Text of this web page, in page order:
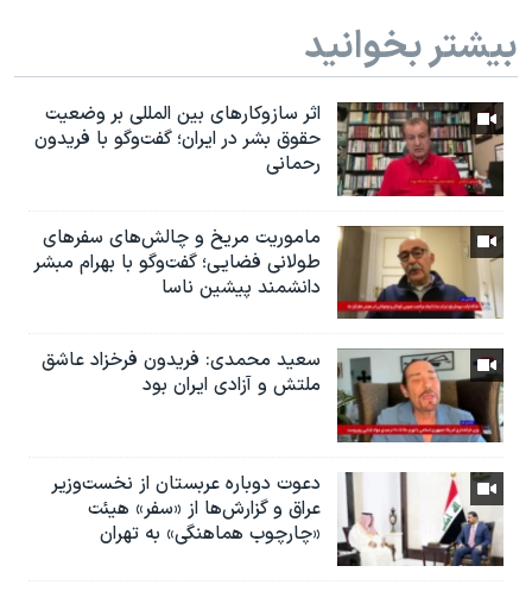
بیشتر بخوانید
اثر ساز‌و‌کارهای بین المللی بر وضعیت
حقوق بشر در ایران؛ گفت‌وگو با فریدون
رحمانی
ماموریت مریخ و چالش‌های سفرهای
طولانی فضایی؛ گفت‌وگو با بهرام مبشر
دانشمند پیشین ناسا
سعید محمدی: فریدون فرخزاد عاشق
ملتش و آزادی ایران بود
دعوت دوباره عربستان از نخست‌وزیر
عراق و گزارش‌ها از «سفر» هیئت
«چارچوب هماهنگی» به تهران